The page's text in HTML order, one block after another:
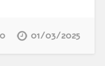
01/03/2025
0